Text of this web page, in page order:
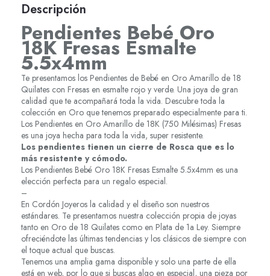
Descripción
Pendientes Bebé Oro
18K Fresas Esmalte
5.5x4mm
Te presentamos los Pendientes de Bebé en Oro Amarillo de 18
Quilates con Fresas en esmalte rojo y verde. Una joya de gran
calidad que te acompañará toda la vida. Descubre toda la
colección en Oro que tenemos preparado especialmente para ti.
Los Pendientes en Oro Amarillo de 18K (750 Milésimas) Fresas
es una joya hecha para toda la vida, super resistente.
Los pendientes tienen un cierre de Rosca que es lo
más resistente y cómodo.
Los Pendientes Bebé Oro 18K Fresas Esmalte 5.5x4mm es una
elección perfecta para un regalo especial.
–
En Cordón Joyeros la calidad y el diseño son nuestros
estándares. Te presentamos nuestra colección propia de joyas
tanto en Oro de 18 Quilates como en Plata de 1a Ley. Siempre
ofreciéndote las últimas tendencias y los clásicos de siempre con
el toque actual que buscas.
Tenemos una amplia gama disponible y solo una parte de ella
está en web, por lo que si buscas algo en especial, una pieza por